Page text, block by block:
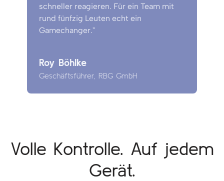
schneller reagieren. Für ein Team mit
rund fünfzig Leuten echt ein
Gamechanger."
Roy Böhlke
Geschäftsführer, RBG GmbH
Volle Kontrolle. Auf jedem
Gerät.